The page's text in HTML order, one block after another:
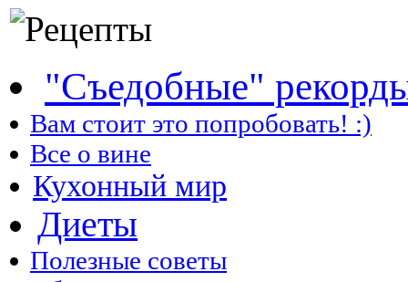
"Съедобные"
Вам стоит это попробовать! :)
Все о вине
Кухонный мир
Диеты
Полезные советы